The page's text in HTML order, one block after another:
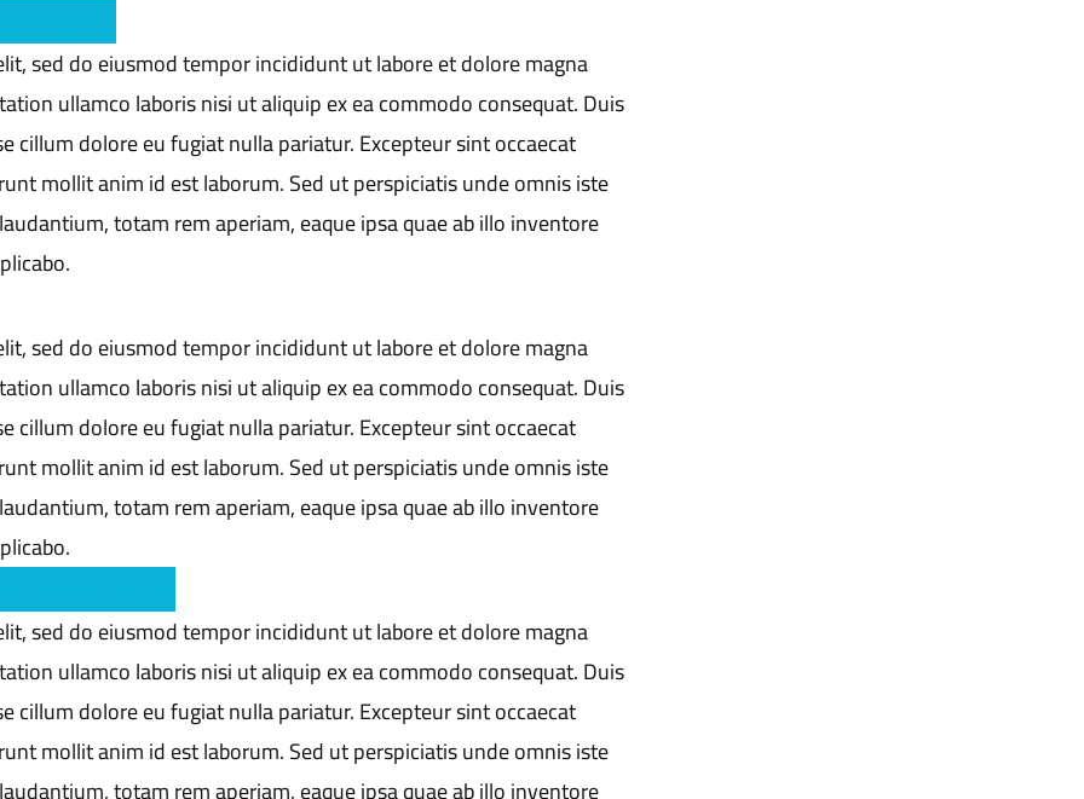
sed do eiusmod tempor incididunt ut labore et dolore magna
ullamco laboris nisi ut aliquip ex ea commodo consequat. Duis
dolore eu fugiat nulla pariatur. Excepteur sint occaecat
mollit anim id est laborum. Sed ut perspiciatis unde omnis iste
totam rem aperiam, eaque ipsa quae ab illo inventore
sed do eiusmod tempor incididunt ut labore et dolore magna
ullamco laboris nisi ut aliquip ex ea commodo consequat. Duis
dolore eu fugiat nulla pariatur. Excepteur sint occaecat
mollit anim id est laborum. Sed ut perspiciatis unde omnis iste
totam rem aperiam, eaque ipsa quae ab illo inventore
sed do eiusmod tempor incididunt ut labore et dolore magna
ullamco laboris nisi ut aliquip ex ea commodo consequat. Duis
dolore eu fugiat nulla pariatur. Excepteur sint occaecat
mollit anim id est laborum. Sed ut perspiciatis unde omnis iste
totam rem aperiam, eaque ipsa quae ab illo inventore